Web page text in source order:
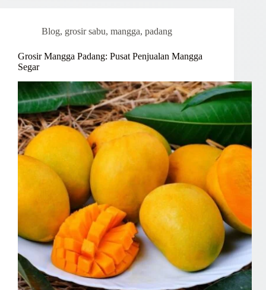
Blog, grosir sabu, mangga, padang
Grosir Mangga Padang: Pusat Penjualan Mangga
Segar